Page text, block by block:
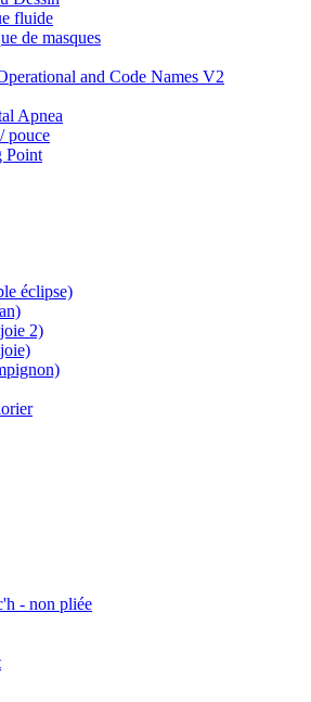
fluide
de masques
and Code Names V2
Apnea
pouce
Point
éclipse)
2)
- non pliée